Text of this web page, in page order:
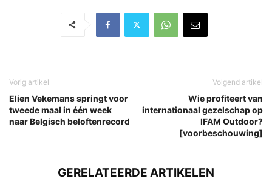
Vorig artikel
Elien Vekemans springt voor
tweede maal in één week
naar Belgisch beloftenrecord
Volgend artikel
Wie profiteert van
internationaal gezelschap op
IFAM Outdoor?
[voorbeschouwing]
GERELATEERDE ARTIKELEN